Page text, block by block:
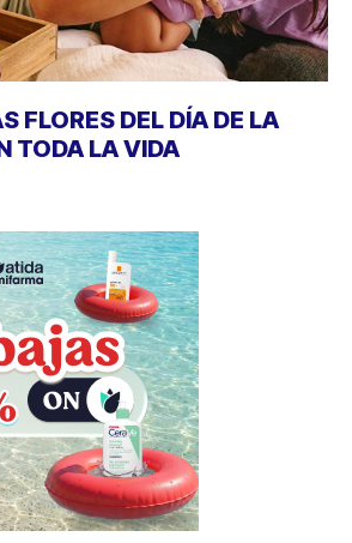
FLORES DEL DÍA DE LA
TODA LA VIDA